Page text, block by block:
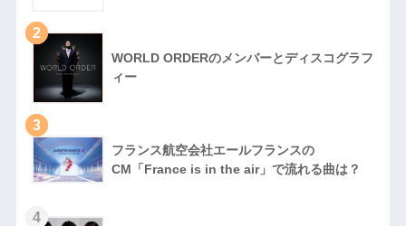
2
WORLD ORDERのメンバーとディスコグラフ
ィー
3
フランス航空会社エールフランスの
CM「France is in the air」で流れる曲は？
4